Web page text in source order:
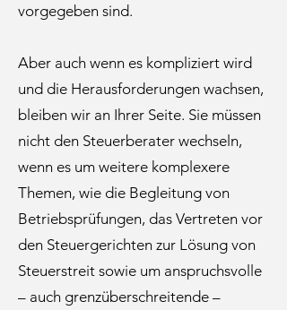
vorgegeben sind.
Aber auch wenn es kompliziert wird
und die Herausforderungen wachsen,
bleiben wir an Ihrer Seite. Sie müssen
nicht den Steuerberater wechseln,
wenn es um weitere komplexere
Themen, wie die Begleitung von
Betriebsprüfungen, das Vertreten vor
den Steuergerichten zur Lösung von
Steuerstreit sowie um anspruchsvolle
– auch grenzüberschreitende –